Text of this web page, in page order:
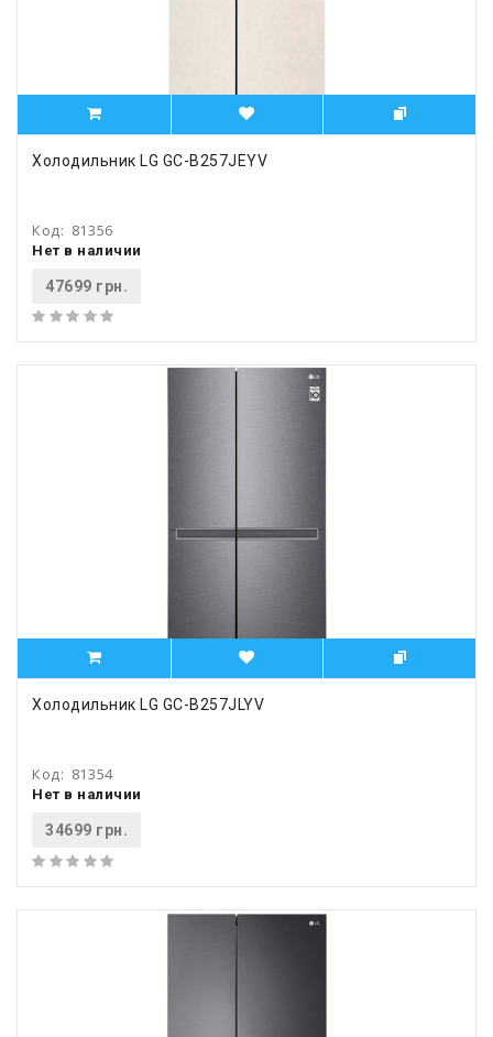
Холодильник LG GC-B257JEYV
Код: 81356
Нет в наличии
47699 грн.
Холодильник LG GC-B257JLYV
Код: 81354
Нет в наличии
34699 грн.